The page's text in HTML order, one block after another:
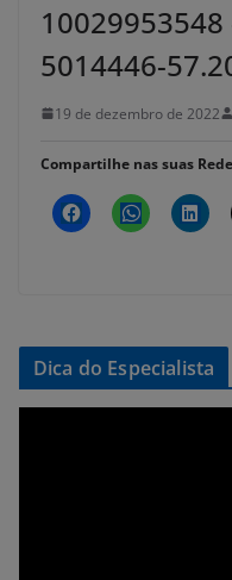
10029953548
5014446-
19 de dezembro de 2022
Compartilhe nas suas
Dica do Especialista